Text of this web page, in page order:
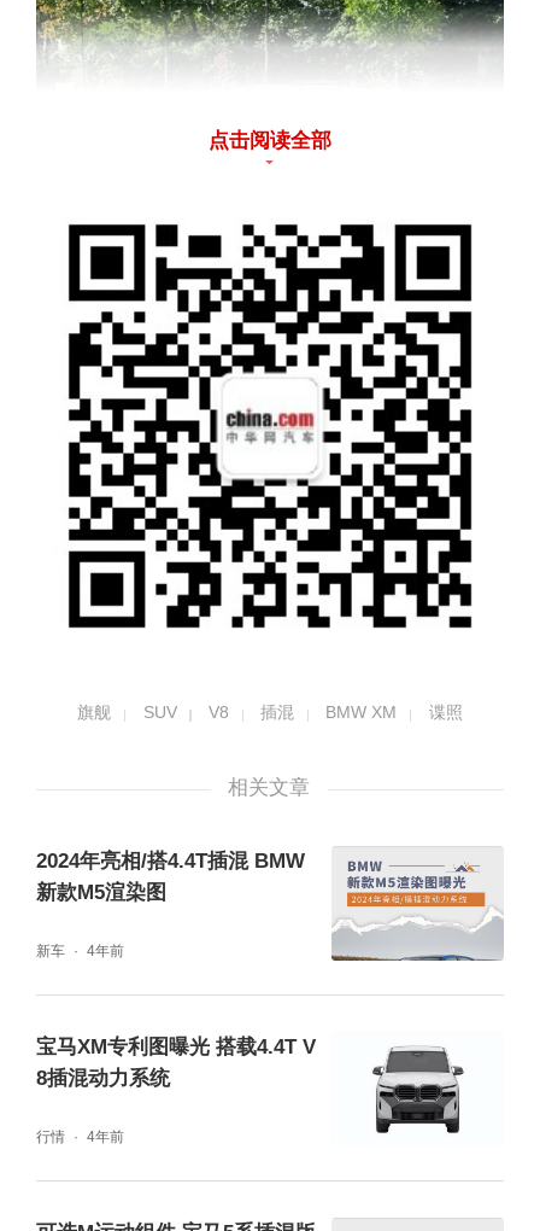
侧面的造型较为饱满，车顶线条略微向车尾倾
斜，但并没有达到溜背的程度，更好的保证了
后排的头部空间。新车的外后视镜采用了M家
族标志性的“恶魔耳”设计，彰显出高性能车的
身份。同时，新车还使用了全新设计的23英寸
运动轮圈，搭配略微向外凸出的轮拱，显得肌
纵向排列的双边共四出排气布局，尾灯科技感
点击阅读全部
旗舰 SUV V8 插混 BMW XM 谍照
相关文章
2024年亮相/搭4.4T插混 BMW
新款M5渲染图
新车 4年前
宝马XM专利图曝光 搭载4.4T V
8插混动力系统
行情 4年前